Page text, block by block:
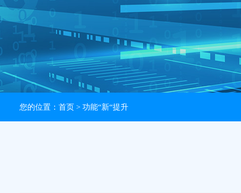
您的位置： 首页 > 功能“新“提升